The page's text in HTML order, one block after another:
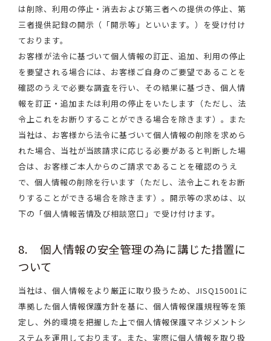
は削除、利用の停止・消去および第三者への提供の停止、第
三者提供記録の開示（「開示等」といいます。）を受け付け
ております。
お客様が法令に基づいて個人情報の訂正、追加、利用の停止
を要望される場合には、お客様ご自身のご要望であることを
確認のうえで必要な調査を行い、その結果に基づき、個人情
報を訂正・追加または利用の停止をいたします（ただし、法
令上これをお断りすることができる場合を除きます）。また
当社は、お客様から法令に基づいて個人情報の削除を求めら
れた場合、当社が当該請求に応じる必要があると判断した場
合は、お客様ご本人からのご請求であることを確認のうえ
で、個人情報の削除を行います（ただし、法令上これをお断
りすることができる場合を除きます）。開示等の求めは、以
下の「個人情報苦情及び相談窓口」で受け付けます。
8. 個人情報の安全管理の為に講じた措置に
ついて
当社は、個人情報をより厳正に取り扱うため、JISQ15001に
準拠した個人情報保護方針を基に、個人情報保護規程等を策
定し、外的環境を把握した上で個人情報保護マネジメントシ
ステムを運用しております。また、実際に個人情報を取り扱